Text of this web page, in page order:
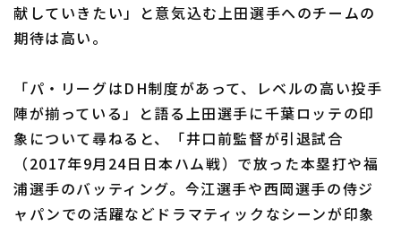
献していきたい」と意気込む上田選手へのチームの
期待は高い。
「パ・リーグはDH制度があって、レベルの高い投手
陣が揃っている」と語る上田選手に千葉ロッテの印
象について尋ねると、「井口前監督が引退試合
（2017年9月24日日本ハム戦）で放った本塁打や福
浦選手のバッティング。今江選手や西岡選手の侍ジ
ャパンでの活躍などドラマティックなシーンが印象